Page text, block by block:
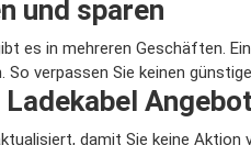
und sparen
es in mehreren Geschäften.
So verpassen Sie keinen
damit Sie keine